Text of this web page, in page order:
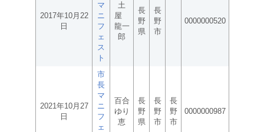
2017年10月22
日
マ
ニ
フ
ェ
ス
ト
土
屋
龍一
郎
長
野
県
長
野
市
0000000520
2021年10月27
日
市
長
マ
ニ
フ
ェ
百合
ゆり
恵
長
野
県
長
野
市
長
野
市
0000000987